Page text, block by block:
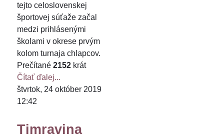
tejto celoslovenskej
športovej súťaže začal
medzi prihlásenými
školami v okrese prvým
kolom turnaja chlapcov.
Prečítané 2152 krát
Čítať ďalej...
štvrtok, 24 október 2019
12:42
Timravina